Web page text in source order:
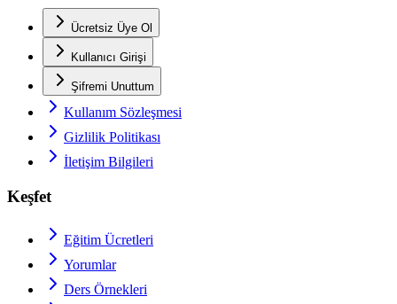
Ücretsiz Üye Ol
Kullanıcı Girişi
Şifremi Unuttum
Kullanım Sözleşmesi
Gizlilik Politikası
İletişim Bilgileri
Keşfet
Eğitim Ücretleri
Yorumlar
Ders Örnekleri